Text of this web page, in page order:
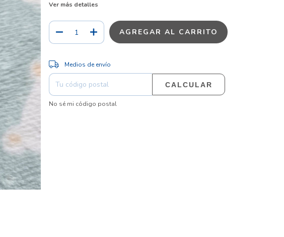
Ver más detalles
Entregas para el CP:
Medios de envío
CALCULAR
No sé mi código postal